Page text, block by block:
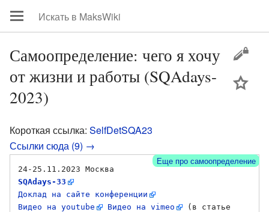
Самоопределение: чего я хочу
от жизни и работы (SQAdays-
2023)
Короткая ссылка: SelfDetSQA23
Ссылки сюда (9) →
Еще про самоопределение
SQAdays-33
Доклад на сайте конференции
Видео на youtube
Видео на vimeo
(в статье